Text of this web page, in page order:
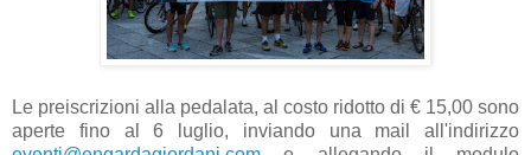
Le preiscrizioni alla pedalata, al costo ridotto di € 15,00 sono
aperte fino al 6 luglio, inviando una mail all'indirizzo